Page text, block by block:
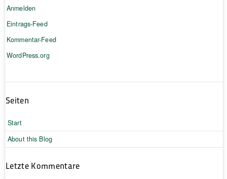
Anmelden
Eintrags-Feed
Kommentar-Feed
WordPress.org
Seiten
Start
About this Blog
Letzte Kommentare